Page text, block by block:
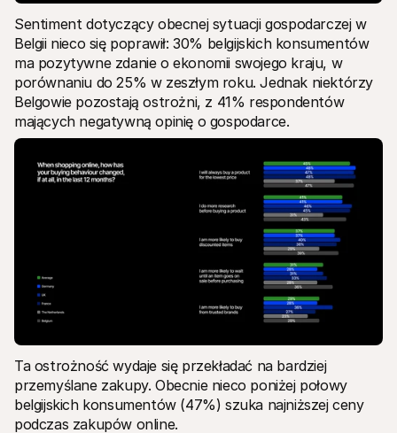
Sentiment dotyczący obecnej sytuacji gospodarczej w
Belgii nieco się poprawił: 30% belgijskich konsumentów
ma pozytywne zdanie o ekonomii swojego kraju, w
porównaniu do 25% w zeszłym roku. Jednak niektórzy
Belgowie pozostają ostrożni, z 41% respondentów
mających negatywną opinię o gospodarce.
Ta ostrożność wydaje się przekładać na bardziej
przemyślane zakupy. Obecnie nieco poniżej połowy
belgijskich konsumentów (47%) szuka najniższej ceny
podczas zakupów online.